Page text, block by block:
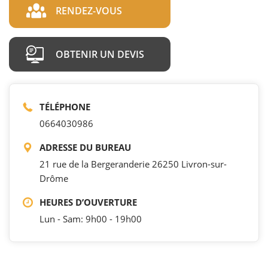
RENDEZ-VOUS
OBTENIR UN DEVIS
TÉLÉPHONE
0664030986
ADRESSE DU BUREAU
21 rue de la Bergeranderie 26250 Livron-sur-
Drôme
HEURES D’OUVERTURE
Lun - Sam: 9h00 - 19h00